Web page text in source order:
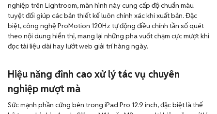
nghiệp trên Lightroom, màn hình này cung cấp độ chuẩn màu
tuyệt đối giúp các bản thiết kế luôn chính xác khi xuất bản. Đặc
biệt, công nghệ ProMotion 120Hz tự động điều chỉnh tần số quét
theo nội dung hiển thị, mang lại những pha vuốt chạm cực mượt khi
đọc tài liệu dài hay lướt web giải trí hàng ngày.
Hiệu năng đỉnh cao xử lý tác vụ chuyên
nghiệp mượt mà
Sức mạnh phần cứng bên trong iPad Pro 12.9 inch, đặc biệt là thế